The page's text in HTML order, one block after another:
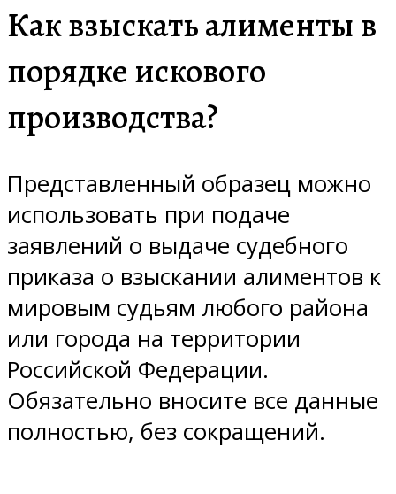
Как взыскать алименты в
порядке искового
производства?
Представленный образец можно
использовать при подаче
заявлений о выдаче судебного
приказа о взыскании алиментов к
мировым судьям любого района
или города на территории
Российской Федерации.
Обязательно вносите все данные
полностью, без сокращений.